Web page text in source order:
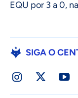
EQU por 3 a 0,
SIGA O